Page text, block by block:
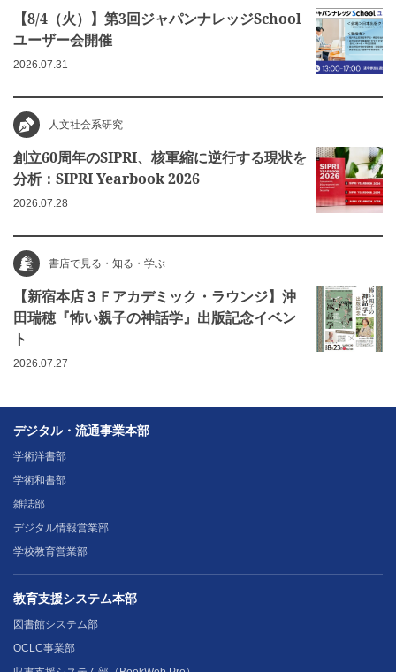
【8/4（火）】第3回ジャパンナレッジSchool
ユーザー会開催
2026.07.31
人文社会系研究
創立60周年のSIPRI、核軍縮に逆行する現状を
分析：SIPRI Yearbook 2026
2026.07.28
書店で見る・知る・学ぶ
【新宿本店３Ｆアカデミック・ラウンジ】沖
田瑞穂『怖い親子の神話学』出版記念イベン
ト
2026.07.27
デジタル・流通事業本部
学術洋書部
学術和書部
雑誌部
デジタル情報営業部
学校教育営業部
教育支援システム本部
図書館システム部
OCLC事業部